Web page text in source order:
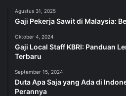
Agustus 31, 2025
Gaji Pekerja Sawit di Malaysia:
Oktober 4, 2024
Gaji Local Staff KBRI: Panduan
Terbaru
September 15, 2024
Duta Apa Saja yang Ada di
Perannya